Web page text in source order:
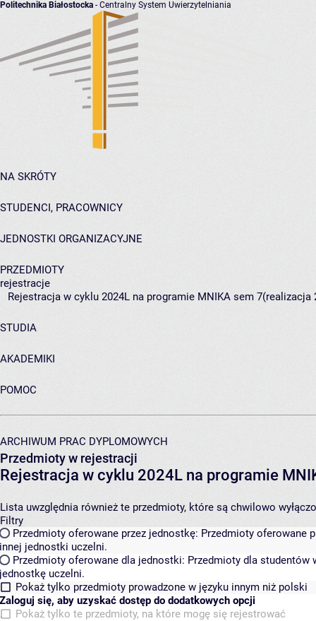
Politechnika Białostocka - Centralny System Uwierzytelniania
NA SKRÓTY
STUDENCI, PRACOWNICY
JEDNOSTKI ORGANIZACYJNE
PRZEDMIOTY
rejestracje
Rejestracja w cyklu 2024L na programie MNIKA sem 7(realizacja
STUDIA
AKADEMIKI
POMOC
ARCHIWUM PRAC DYPLOMOWYCH
Przedmioty w rejestracji
Rejestracja w cyklu 2024L na programie
Lista uwzględnia również te przedmioty, które są chwilowo
Filtry
Przedmioty oferowane przez jednostkę: Przedmioty oferowane
innej jednostki uczelni.
Przedmioty oferowane dla jednostki: Przedmioty dla studentów
jednostkę uczelni.
Pokaż tylko przedmioty prowadzone w języku innym niż polski
Zaloguj się, aby uzyskać dostęp do dodatkowych opcji
Pokaż tylko te przedmioty, na które mogę się rejestrować